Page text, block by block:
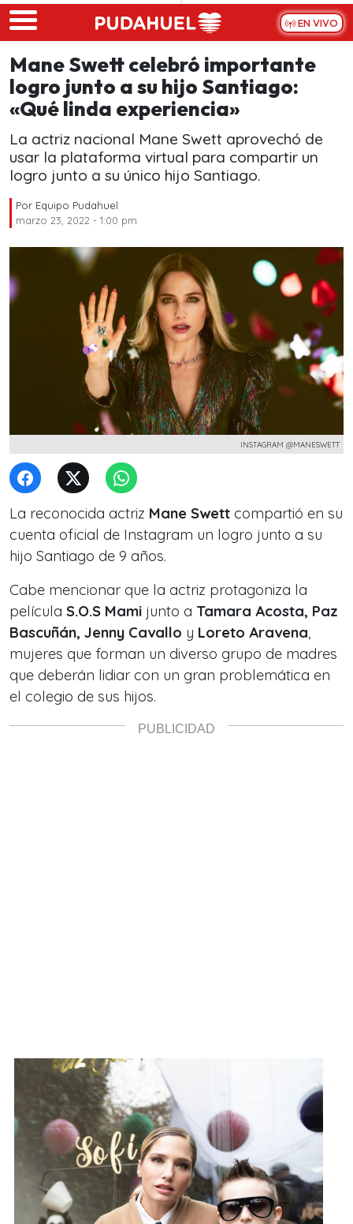
Skip to main content
EN VIVO
Mane Swett celebró importante
logro junto a su hijo Santiago:
«Qué linda experiencia»
La actriz nacional Mane Swett aprovechó de
usar la plataforma virtual para compartir un
logro junto a su único hijo Santiago.
Por Equipo Pudahuel
marzo 23, 2022 - 1:00 pm
INSTAGRAM @MANESWETT
La reconocida actriz Mane Swett compartió en su
cuenta oficial de Instagram un logro junto a su
hijo Santiago de 9 años.
Cabe mencionar que la actriz protagoniza la
película S.O.S Mami junto a Tamara Acosta, Paz
Bascuñán, Jenny Cavallo y Loreto Aravena,
mujeres que forman un diverso grupo de madres
que deberán lidiar con un gran problemática en
el colegio de sus hijos.